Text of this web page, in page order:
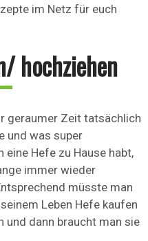
im Netz für euch
hochziehen
geraumer Zeit tatsächlich
und was super
Hefe zu Hause habt,
immer wieder
müsste man
Leben Hefe kaufen
und dann braucht man sie